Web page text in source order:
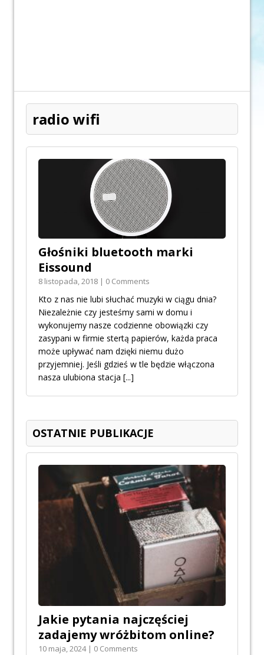
radio wifi
Głośniki bluetooth marki
Eissound
8 listopada, 2018 | 0 Comments
Kto z nas nie lubi słuchać muzyki w ciągu dnia?
Niezależnie czy jesteśmy sami w domu i
wykonujemy nasze codzienne obowiązki czy
zasypani w firmie stertą papierów, każda praca
może upływać nam dzięki niemu dużo
przyjemniej. Jeśli gdzieś w tle będzie włączona
nasza ulubiona stacja [...]
OSTATNIE PUBLIKACJE
Jakie pytania najczęściej
zadajemy wróżbitom online?
10 maja, 2024 | 0 Comments